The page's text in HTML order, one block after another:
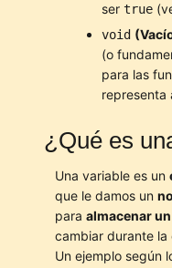
ser true
void
(o
para las
representa
¿Qué es
Una variable es un
que le damos un
para almacenar
cambiar durante la
Un ejemplo según